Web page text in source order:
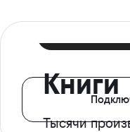
Книги
Тысячи